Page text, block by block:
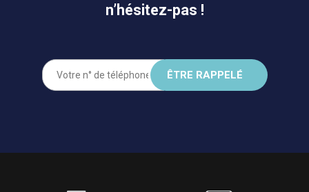
n’hésitez-pas !